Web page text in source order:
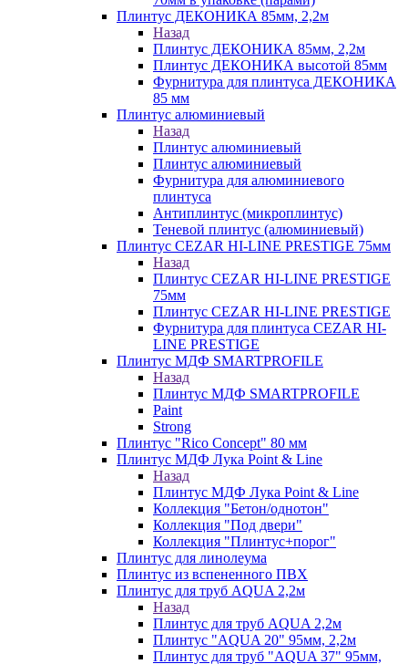
Плинтус ДЕКОНИКА 85мм, 2,2м
Назад
Плинтус ДЕКОНИКА 85мм, 2,2м
Плинтус ДЕКОНИКА высотой 85мм
Фурнитура для плинтуса ДЕКОНИКА
85 мм
Плинтус алюминиевый
Назад
Плинтус алюминиевый
Плинтус алюминиевый
Фурнитура для алюминиевого
плинтуса
Антиплинтус (микроплинтус)
Теневой плинтус (алюминиевый)
Плинтус CEZAR HI-LINE PRESTIGE 75мм
Назад
Плинтус CEZAR HI-LINE PRESTIGE
75мм
Плинтус CEZAR HI-LINE PRESTIGE
Фурнитура для плинтуса CEZAR HI-
LINE PRESTIGE
Плинтус МДФ SMARTPROFILE
Назад
Плинтус МДФ SMARTPROFILE
Paint
Strong
Плинтус "Rico Concept" 80 мм
Плинтус МДФ Лука Point & Line
Назад
Плинтус МДФ Лука Point & Line
Коллекция "Бетон/однотон"
Коллекция "Под двери"
Коллекция "Плинтус+порог"
Плинтус для линолеума
Плинтус из вспененного ПВХ
Плинтус для труб AQUA 2,2м
Назад
Плинтус для труб AQUA 2,2м
Плинтус "AQUA 20" 95мм, 2,2м
Плинтус для труб "AQUA 37" 95мм,